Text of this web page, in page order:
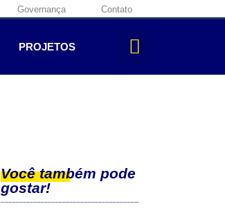
Governança Contato
PROJETOS
Você também pode
gostar!